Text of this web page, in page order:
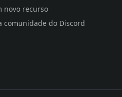
novo recurso
comunidade do Discord